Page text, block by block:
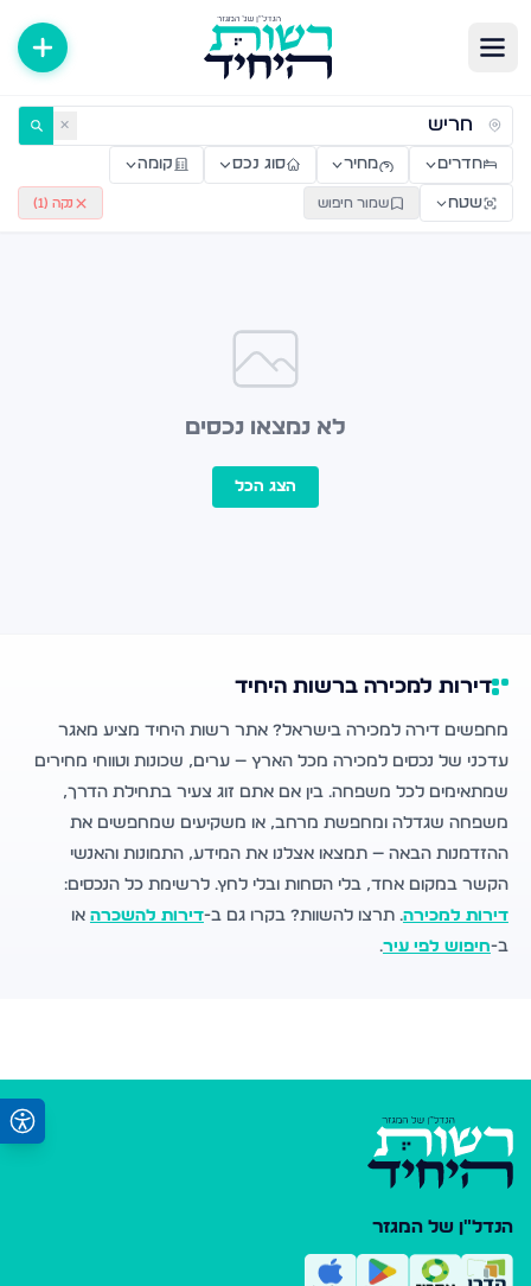
דירות למכירה ולהשכרה — רשות היחיד ✕
חדרים מחיר סוג נכס קומה
שטח שמור חיפוש נקה ( 1
)
לא נמצאו נכסים
הצג הכל
דירות למכירה ברשות היחיד
מחפשים דירה למכירה בישראל? אתר רשות היחיד מציע מאגר
עדכני של נכסים למכירה מכל הארץ — ערים, שכונות וטווחי מחירים
שמתאימים לכל משפחה. בין אם אתם זוג צעיר בתחילת הדרך,
משפחה שגדלה ומחפשת מרחב, או משקיעים שמחפשים את
ההזדמנות הבאה — תמצאו אצלנו את המידע, התמונות והאנשי
הקשר במקום אחד, בלי הסחות ובלי לחץ. לרשימת כל הנכסים:
דירות למכירה. תרצו להשוות? בקרו גם ב-דירות להשכרה או
ב-חיפוש לפי עיר.
הנדל"ן של המגזר